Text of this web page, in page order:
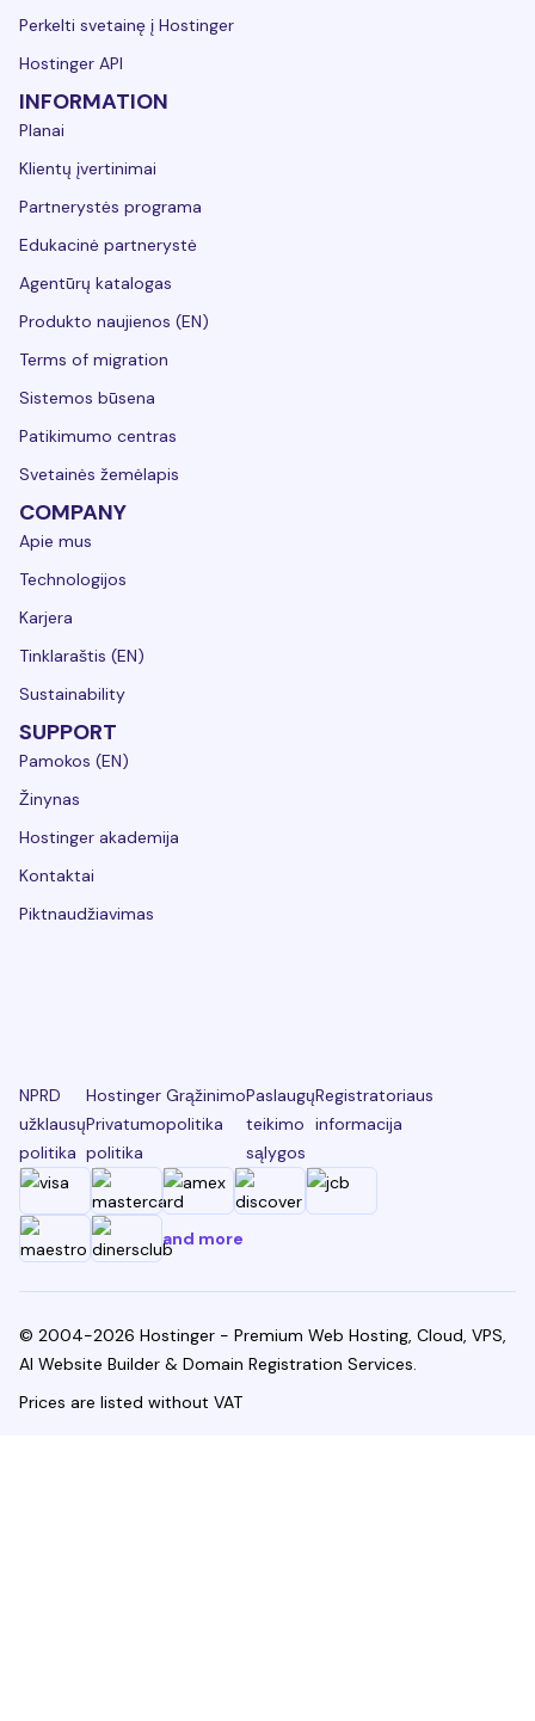
Perkelti svetainę į Hostinger
Hostinger API
INFORMATION
Planai
Klientų įvertinimai
Partnerystės programa
Edukacinė partnerystė
Agentūrų katalogas
Produkto naujienos (EN)
Terms of migration
Sistemos būsena
Patikimumo centras
Svetainės žemėlapis
COMPANY
Apie mus
Technologijos
Karjera
Tinklaraštis (EN)
Sustainability
SUPPORT
Pamokos (EN)
Žinynas
Hostinger akademija
Kontaktai
Piktnaudžiavimas
NPRD
užklausų
politika
Hostinger
Privatumo
politika
Grąžinimo
politika
Paslaugų
teikimo
sąlygos
Registratoriaus
informacija
and more
© 2004-2026 Hostinger - Premium Web Hosting, Cloud, VPS,
AI Website Builder & Domain Registration Services.
Prices are listed without VAT